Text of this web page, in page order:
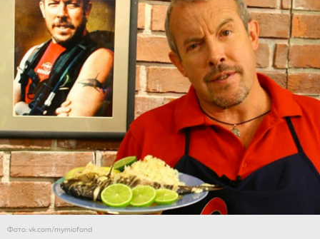
Фото: vk.com/mymiofond